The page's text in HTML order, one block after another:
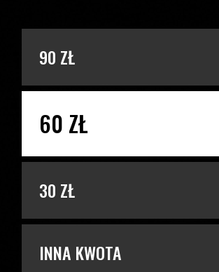
90 ZŁ
60 ZŁ
30 ZŁ
INNA KWOTA
PODAJ KWOTĘ